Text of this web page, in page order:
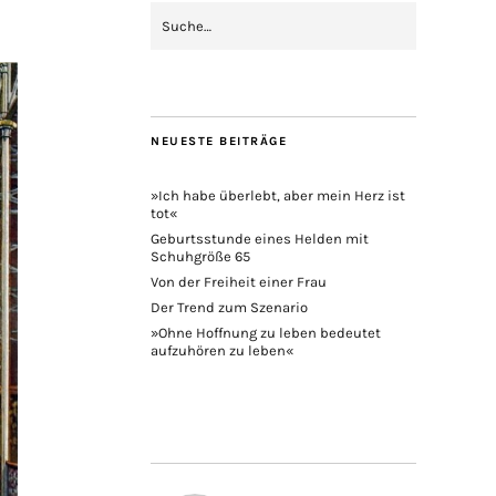
NEUESTE BEITRÄGE
»Ich habe überlebt, aber mein Herz ist
tot«
Geburtsstunde eines Helden mit
Schuhgröße 65
Von der Freiheit einer Frau
Der Trend zum Szenario
»Ohne Hoffnung zu leben bedeutet
aufzuhören zu leben«